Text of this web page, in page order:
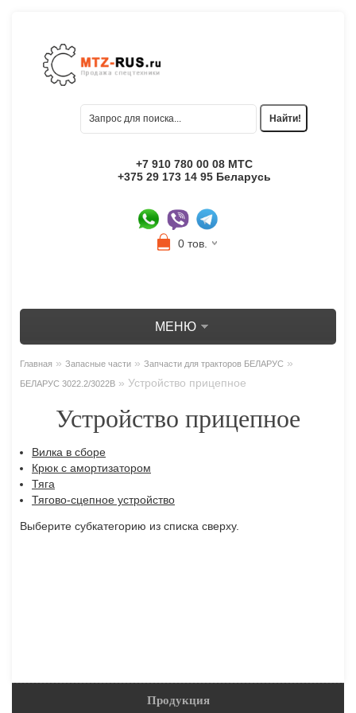
+7 910 780 00 08 МТС
+375 29 173 14 95 Беларусь
0 тов.
МЕНЮ
Главная » Запасные части » Запчасти для тракторов БЕЛАРУС »
БЕЛАРУС 3022.2/3022В » Устройство прицепное
Устройство прицепное
Вилка в сборе
Крюк с амортизатором
Тяга
Тягово-сцепное устройство
Выберите субкатегорию из списка сверху.
Продукция